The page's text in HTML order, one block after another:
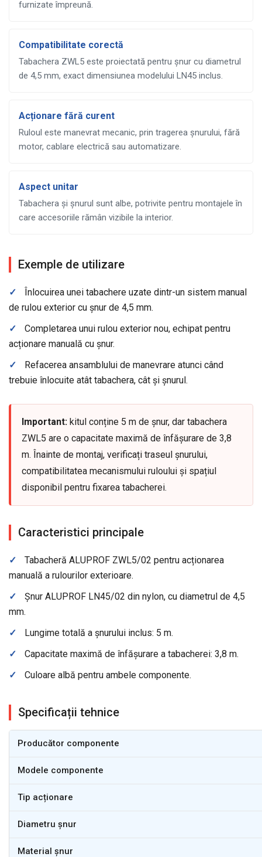
furnizate împreună.
Compatibilitate corectă
Tabachera ZWL5 este proiectată pentru șnur cu diametrul
de 4,5 mm, exact dimensiunea modelului LN45 inclus.
Acționare fără curent
Ruloul este manevrat mecanic, prin tragerea șnurului, fără
motor, cablare electrică sau automatizare.
Aspect unitar
Tabachera și șnurul sunt albe, potrivite pentru montajele în
care accesoriile rămân vizibile la interior.
Exemple de utilizare
✓
Înlocuirea unei tabachere uzate dintr-un sistem manual
de rulou exterior cu șnur de 4,5 mm.
✓
Completarea unui rulou exterior nou, echipat pentru
acționare manuală cu șnur.
✓
Refacerea ansamblului de manevrare atunci când
trebuie înlocuite atât tabachera, cât și șnurul.
Important: kitul conține 5 m de șnur, dar tabachera
ZWL5 are o capacitate maximă de înfășurare de 3,8
m. Înainte de montaj, verificați traseul șnurului,
compatibilitatea mecanismului ruloului și spațiul
disponibil pentru fixarea tabacherei.
Caracteristici principale
✓
Tabacheră ALUPROF ZWL5/02 pentru acționarea
manuală a rulourilor exterioare.
✓
Șnur ALUPROF LN45/02 din nylon, cu diametrul de 4,5
mm.
✓
Lungime totală a șnurului inclus: 5 m.
✓
Capacitate maximă de înfășurare a tabacherei: 3,8 m.
✓
Culoare albă pentru ambele componente.
Specificații tehnice
Producător componente
Modele componente
Tip acționare
Diametru șnur
Material șnur